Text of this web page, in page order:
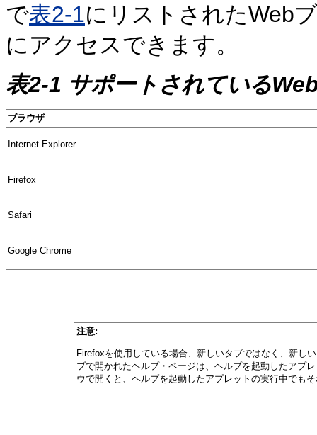
で表2-1にリストされたWeb
にアクセスできます。
表2-1 サポートされている
ブラウザ
Internet Explorer
Firefox
Safari
Google Chrome
注意:
Firefoxを使用している場合、新しいタブではなく、新し
ブで開かれたヘルプ・ページは、ヘルプを起動したアプ
ウで開くと、ヘルプを起動したアプレットの実行中でも